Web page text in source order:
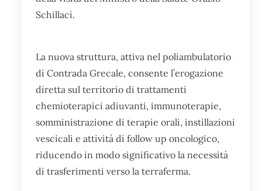
Schillaci.
La nuova struttura, attiva nel poliambulatorio
di Contrada Grecale, consente l’erogazione
diretta sul territorio di trattamenti
chemioterapici adiuvanti, immunoterapie,
somministrazione di terapie orali, instillazioni
vescicali e attività di follow up oncologico,
riducendo in modo significativo la necessità
di trasferimenti verso la terraferma.